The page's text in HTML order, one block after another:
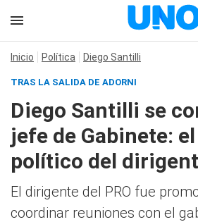
Inicio Política Diego Santilli
TRAS LA SALIDA DE ADORNI
Diego Santilli se
jefe de Gabinete:
político del
El dirigente del PRO fue
coordinar reuniones con el